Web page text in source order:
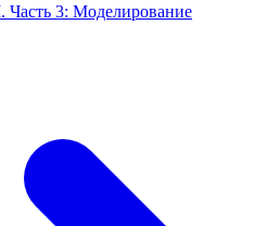
Часть 3: Моделирование